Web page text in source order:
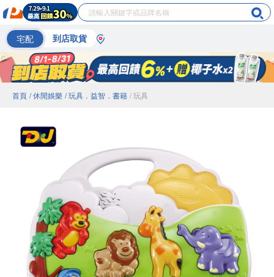
宅配 到店取貨
首頁 / 休閒娛樂 / 玩具．益智．書籍 / 玩具